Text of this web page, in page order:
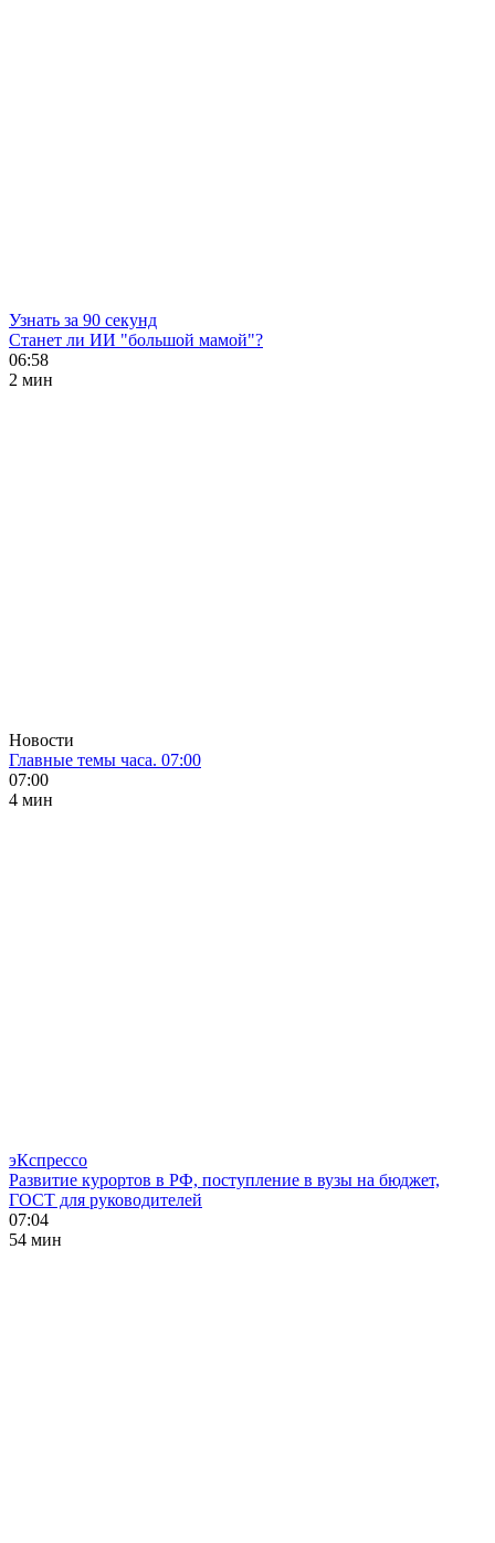
Узнать за 90 секунд
Станет ли ИИ "большой мамой"?
06:58
2 мин
Новости
Главные темы часа. 07:00
07:00
4 мин
эКспрессо
Развитие курортов в РФ, поступление в вузы на бюджет,
ГОСТ для руководителей
07:04
54 мин